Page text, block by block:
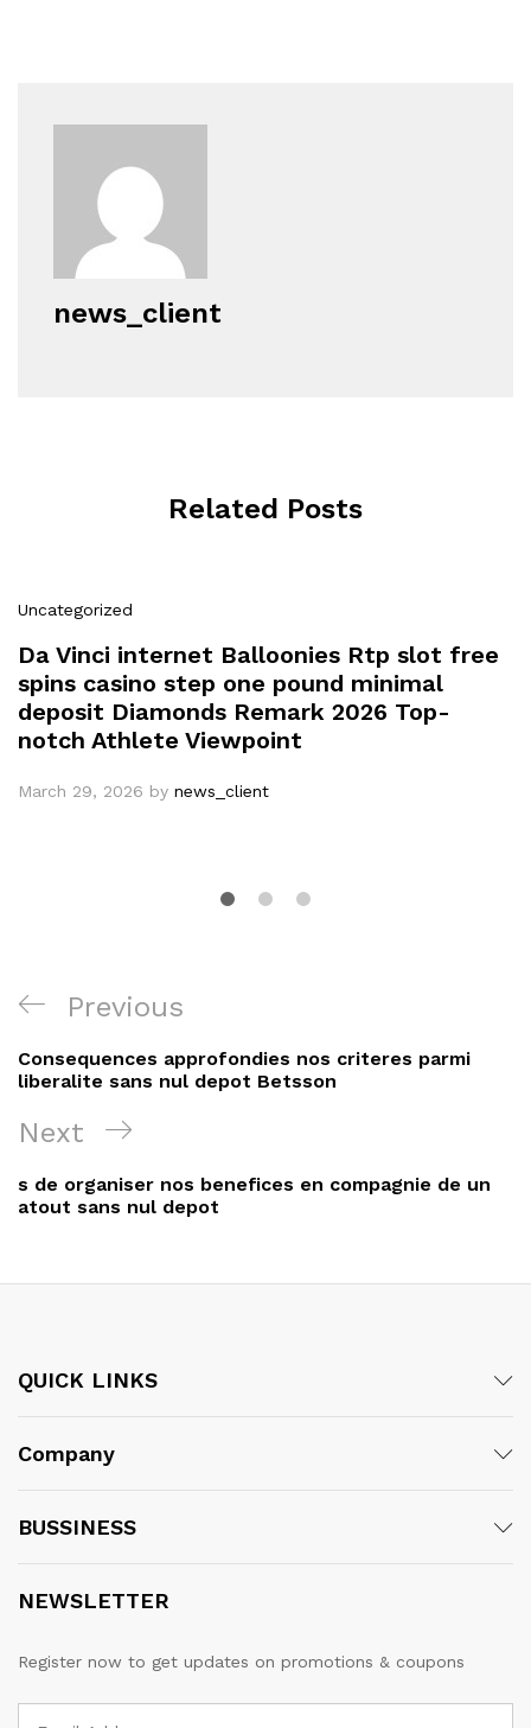
news_client
Related Posts
Uncategorized
Da Vinci internet Balloonies Rtp slot free
spins casino step one pound minimal
deposit Diamonds Remark 2026 Top-
notch Athlete Viewpoint
March 29, 2026 by news_client
Post
navigation
Previous
Post
Previous
Consequences approfondies nos criteres parmi
liberalite sans nul depot Betsson
Next
Post
Next
s de organiser nos benefices en compagnie de un
atout sans nul depot
QUICK LINKS
Company
BUSSINESS
NEWSLETTER
Register now to get updates on promotions & coupons